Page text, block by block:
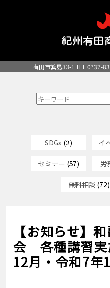
有田市箕島33-1 TEL 0737-
SDGs (2) イ
セミナー (57) 労
無料相談 (72)
【お知らせ】
会 各種講習実
12月・令和7年